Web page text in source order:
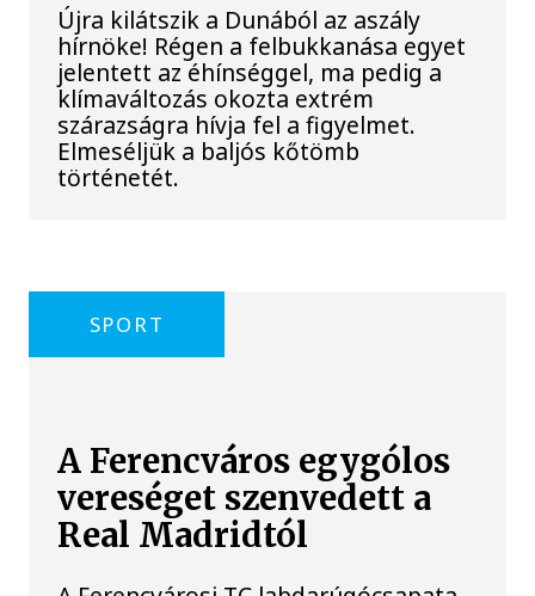
Újra kilátszik a Dunából az aszály
hírnöke! Régen a felbukkanása egyet
jelentett az éhínséggel, ma pedig a
klímaváltozás okozta extrém
szárazságra hívja fel a figyelmet.
Elmeséljük a baljós kőtömb
történetét.
SPORT
A Ferencváros egygólos
vereséget szenvedett a
Real Madridtól